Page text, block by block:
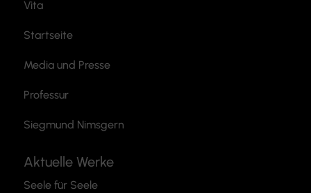
Vita
Startseite
Media und Presse
Professur
Siegmund Nimsgern
Aktuelle Werke
Seele für Seele